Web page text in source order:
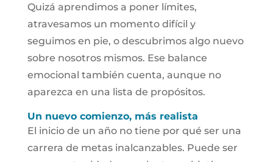
Quizá aprendimos a poner límites,
atravesamos un momento difícil y
seguimos en pie, o descubrimos algo nuevo
sobre nosotros mismos. Ese balance
emocional también cuenta, aunque no
aparezca en una lista de propósitos.
Un nuevo comienzo, más realista
El inicio de un año no tiene por qué ser una
carrera de metas inalcanzables. Puede ser